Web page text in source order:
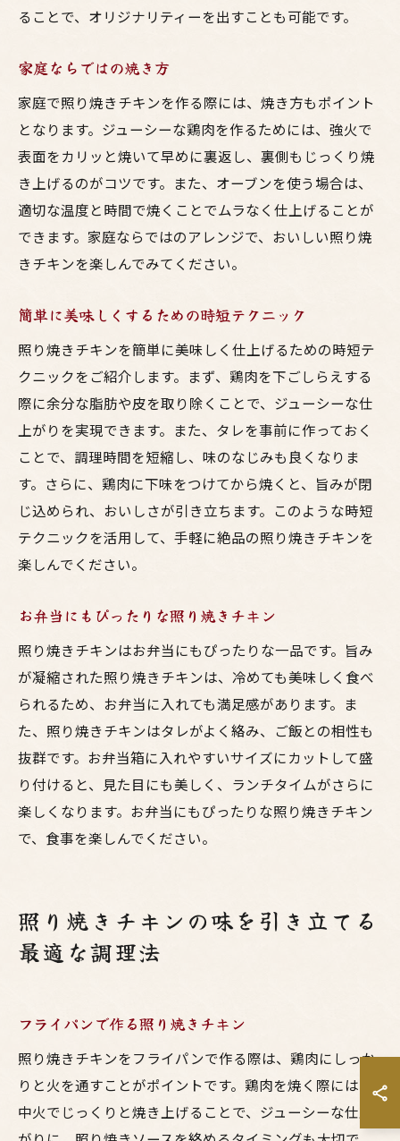
ることで、オリジナリティーを出すことも可能です。
家庭ならではの焼き方
家庭で照り焼きチキンを作る際には、焼き方もポイント
となります。ジューシーな鶏肉を作るためには、強火で
表面をカリッと焼いて早めに裏返し、裏側もじっくり焼
き上げるのがコツです。また、オーブンを使う場合は、
適切な温度と時間で焼くことでムラなく仕上げることが
できます。家庭ならではのアレンジで、おいしい照り焼
きチキンを楽しんでみてください。
簡単に美味しくするための時短テクニック
照り焼きチキンを簡単に美味しく仕上げるための時短テ
クニックをご紹介します。まず、鶏肉を下ごしらえする
際に余分な脂肪や皮を取り除くことで、ジューシーな仕
上がりを実現できます。また、タレを事前に作っておく
ことで、調理時間を短縮し、味のなじみも良くなりま
す。さらに、鶏肉に下味をつけてから焼くと、旨みが閉
じ込められ、おいしさが引き立ちます。このような時短
テクニックを活用して、手軽に絶品の照り焼きチキンを
楽しんでください。
お弁当にもぴったりな照り焼きチキン
照り焼きチキンはお弁当にもぴったりな一品です。旨み
が凝縮された照り焼きチキンは、冷めても美味しく食べ
られるため、お弁当に入れても満足感があります。ま
た、照り焼きチキンはタレがよく絡み、ご飯との相性も
抜群です。お弁当箱に入れやすいサイズにカットして盛
り付けると、見た目にも美しく、ランチタイムがさらに
楽しくなります。お弁当にもぴったりな照り焼きチキン
で、食事を楽しんでください。
照り焼きチキンの味を引き立てる
最適な調理法
フライパンで作る照り焼きチキン
照り焼きチキンをフライパンで作る際は、鶏肉にしっか
りと火を通すことがポイントです。鶏肉を焼く際には、
中火でじっくりと焼き上げることで、ジューシーな仕上